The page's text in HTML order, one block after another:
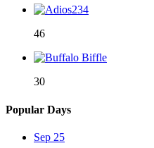
46
30
Popular Days
Sep 25